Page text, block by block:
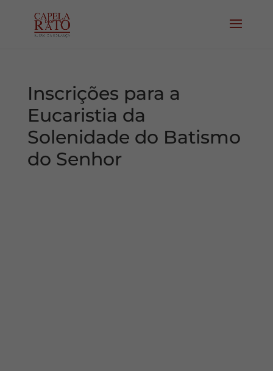
Inscrições para a
Eucaristia da
Solenidade do Batismo
do Senhor